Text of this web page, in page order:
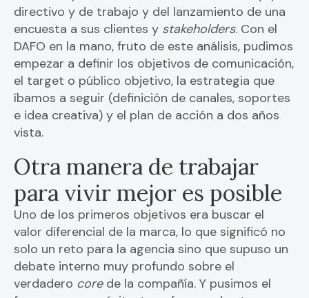
directivo y de trabajo y del lanzamiento de una
encuesta a sus clientes y stakeholders. Con el
DAFO en la mano, fruto de este análisis, pudimos
empezar a definir los objetivos de comunicación,
el target o público objetivo, la estrategia que
íbamos a seguir (definición de canales, soportes
e idea creativa) y el plan de acción a dos años
vista.
Otra manera de trabajar
para vivir mejor es posible
Uno de los primeros objetivos era buscar el
valor diferencial de la marca, lo que significó no
solo un reto para la agencia sino que supuso un
debate interno muy profundo sobre el
verdadero corede la compañía. Y pusimos el